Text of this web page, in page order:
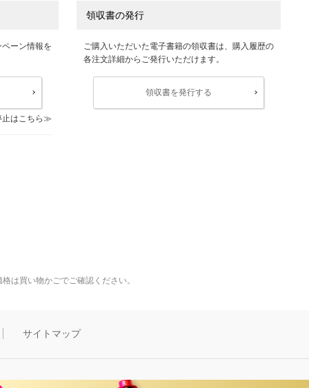
ーン情報を
はこちら
領収書の発行
ご購入いただいた電子書籍の領収書は、購入履歴の
各注文詳細からご発行いただけます。
領収書を発行する
は買い物かごでご確認ください。
サイトマップ